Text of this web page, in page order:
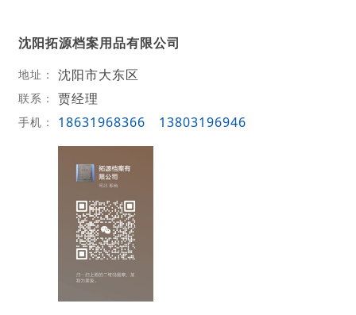
沈阳拓源档案用品有限公司
地址： 沈阳市大东区
联系： 贾经理
手机： 18631968366 13803196946